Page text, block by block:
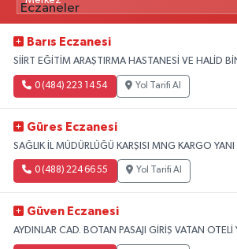
Barıs Eczanesi
SİİRT EĞİTİM ARAŞTIRMA HASTANESİ VE HALİD
0 (484) 223 14 54 Yol Tarifi Al
Güres Eczanesi
SAĞLIK İL MÜDÜRLÜĞÜ KARŞISI MNG KARGO YANI
0 (488) 224 66 55 Yol Tarifi Al
Güven Eczanesi
AYDINLAR CAD. BOTAN PASAJI GİRİŞ VATAN OTELİ